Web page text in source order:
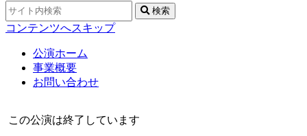
検索
コンテンツへスキップ
公演ホーム
事業概要
お問い合わせ
この公演は終了しています